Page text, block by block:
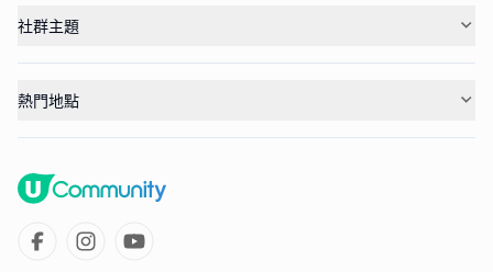
社群主題
熱門地點